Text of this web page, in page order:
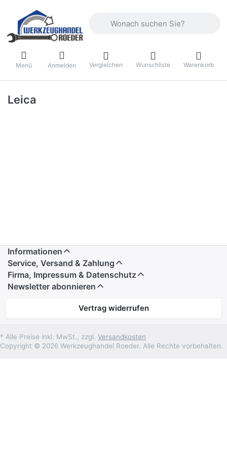
Menü Anmelden Vergleichen Wunschliste Warenkorb
Leica
Informationen
Service, Versand & Zahlung
Firma, Impressum & Datenschutz
Newsletter abonnieren
Vertrag widerrufen
* Alle Preise inkl. MwSt., zzgl. Versandkosten
Copyright © 2026 Werkzeughandel Roeder. Alle Rechte vorbehalten.